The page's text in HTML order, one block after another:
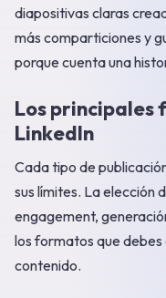
diapositivas claras
más comparticiones y
porque cuenta una
Los principales
LinkedIn
Cada tipo de
sus límites. La elección
engagement,
los formatos que
contenido.